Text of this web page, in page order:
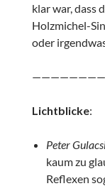
klar war, dass
Holzmichel-
oder
Lichtblicke:
Peter
kaum zu
Reflexen